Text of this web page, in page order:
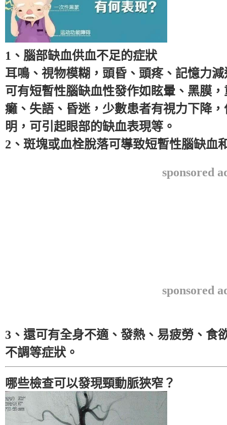
1、腦部缺血供血不足的症狀
耳鳴、視物模糊，頭昏、頭疼、記憶力
可有短暫性腦缺血性發作如眩暈、黑膜
癱、失語、昏迷，少數患者有視力下降
明，可引起眼部的缺血表現等。
2、斑塊或血栓脫落可導致短暫性腦缺血
sponsored
sponsored
3、還可有全身不適、發熱、易疲勞、食
不調等症狀。
哪些檢查可以發現頸動脈狹窄？